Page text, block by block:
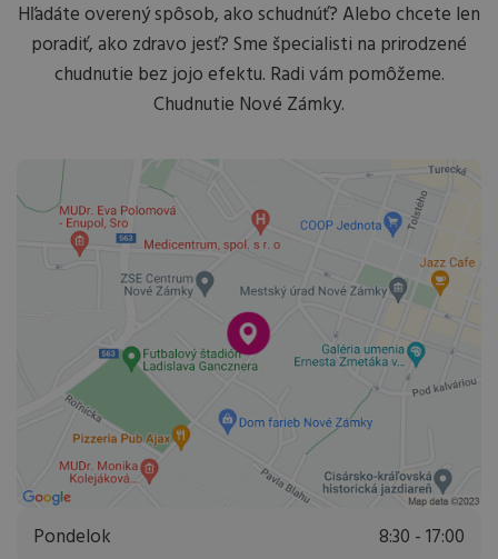
Hľadáte overený spôsob, ako schudnúť? Alebo chcete len
poradiť, ako zdravo jesť? Sme špecialisti na prirodzené
chudnutie bez jojo efektu. Radi vám pomôžeme.
Chudnutie Nové Zámky.
Pondelok 8:30 - 17:00